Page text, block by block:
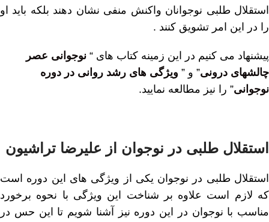
استقلال طلبی نوجوانان واکنش منفی نشان دهند بلکه باید او
را در این امر تشویق کنند .
پیشنهاد می کنیم در این زمینه کتاب های “ نوجوانی عصر
چالشهای درونی” و ” ویژگی های رشد روانی در دوره
نوجوانی” را نیز مطالعه نمایید.
استقلال طلبی در نوجوان از علیرضا تراشیون
استقلال طلبی در نوجوان یکی از ویژگی های این دوره است
که لازم است علاوه بر شناخت این ویژگی با نحوه برخورد
مناسب با نوجوان در این دوره نیز آشنا شویم تا این حس در